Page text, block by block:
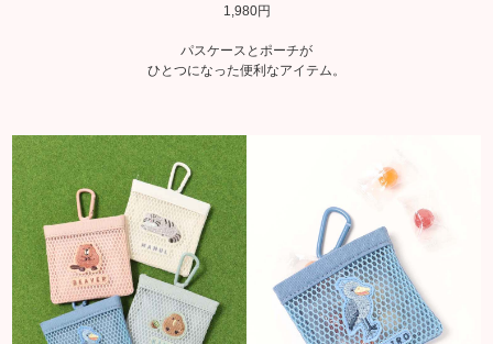
1,980円
パスケースとポーチが
ひとつになった便利なアイテム。